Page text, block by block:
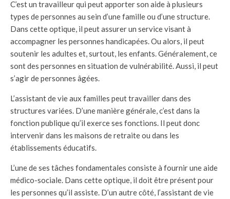
C’est un travailleur qui peut apporter son aide à plusieurs
types de personnes au sein d’une famille ou d’une structure.
Dans cette optique, il peut assurer un service visant à
accompagner les personnes handicapées. Ou alors, il peut
soutenir les adultes et, surtout, les enfants. Généralement, ce
sont des personnes en situation de vulnérabilité. Aussi, il peut
s’agir de personnes âgées.
L’assistant de vie aux familles peut travailler dans des
structures variées. D’une manière générale, c’est dans la
fonction publique qu’il exerce ses fonctions. Il peut donc
intervenir dans les maisons de retraite ou dans les
établissements éducatifs.
L’une de ses tâches fondamentales consiste à fournir une aide
médico-sociale. Dans cette optique, il doit être présent pour
les personnes qu’il assiste. D’un autre côté, l’assistant de vie